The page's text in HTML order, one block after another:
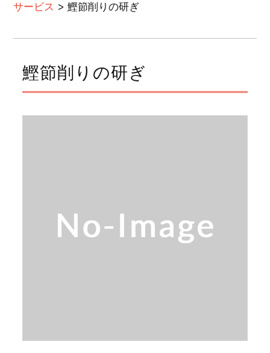
サービス >鰹節削りの研ぎ
鰹節削りの研ぎ